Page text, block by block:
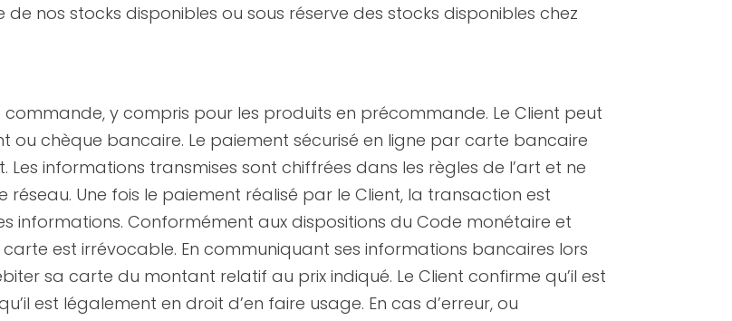
nos stocks disponibles ou sous réserve des stocks disponibles chez
y compris pour les produits en précommande. Le Client peut
chèque bancaire. Le paiement sécurisé en ligne par carte bancaire
informations transmises sont chiffrées dans les règles de l’art et ne
Une fois le paiement réalisé par le Client, la transaction est
informations. Conformément aux dispositions du Code monétaire et
est irrévocable. En communiquant ses informations bancaires lors
sa carte du montant relatif au prix indiqué. Le Client confirme qu’il est
est légalement en droit d’en faire usage. En cas d’erreur, ou